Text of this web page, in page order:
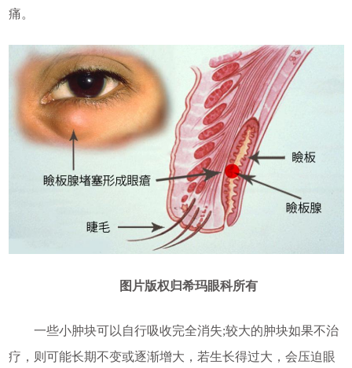
痛。
图片版权归希玛眼科所有
一些小肿块可以自行吸收完全消失;较大的肿块如果不治
疗，则可能长期不变或逐渐增大，若生长得过大，会压迫眼